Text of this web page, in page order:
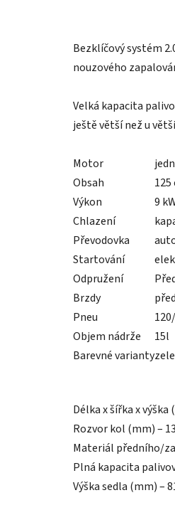
Bezklíčový systém
nouzového
Velká kapacita
ještě větší než u
Motor
Obsah
125
Výkon
9
Chlazení
Převodovka
Startování
Odpružení
Brzdy
Pneu
Objem nádrže
15l
Barevné varianty
Délka x šířka x výška
Rozvor kol (mm) –
Materiál předního/
Plná kapacita
Výška sedla (mm) –